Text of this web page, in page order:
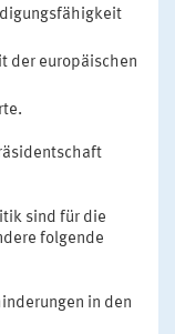
der europäischen
sind für die
folgende
in den